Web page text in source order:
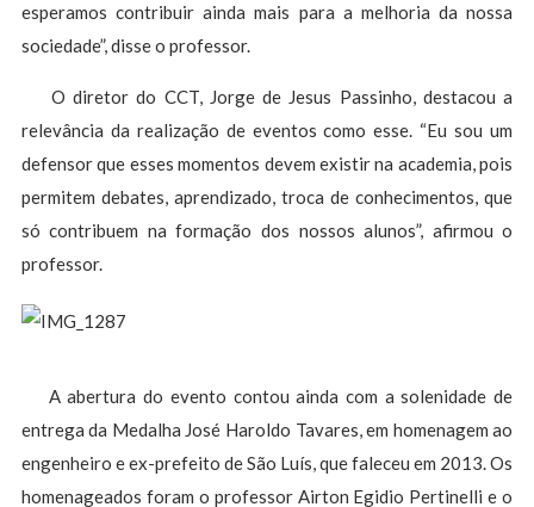
esperamos contribuir ainda mais para a melhoria da nossa
sociedade”, disse o professor.
O diretor do CCT, Jorge de Jesus Passinho, destacou a
relevância da realização de eventos como esse. “Eu sou um
defensor que esses momentos devem existir na academia, pois
permitem debates, aprendizado, troca de conhecimentos, que
só contribuem na formação dos nossos alunos”, afirmou o
professor.
A abertura do evento contou ainda com a solenidade de
entrega da Medalha José Haroldo Tavares, em homenagem ao
engenheiro e ex-prefeito de São Luís, que faleceu em 2013. Os
homenageados foram o professor Airton Egidio Pertinelli e o